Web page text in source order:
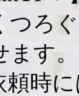
ろ
す。
時